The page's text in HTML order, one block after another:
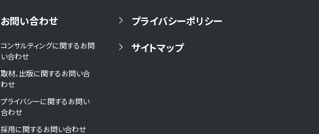
お問い合わせ
コンサルティングに関するお問
い合わせ
取材、出版に関するお問い合
わせ
プライバシーに関するお問い
合わせ
採用に関するお問い合わせ
プライバシーポリシー
サイトマップ